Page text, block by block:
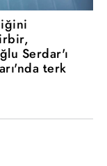
Serdar'ı
terk